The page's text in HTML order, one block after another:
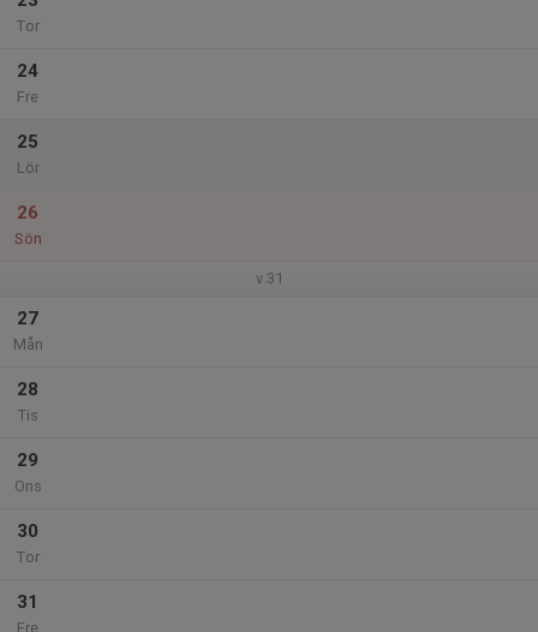
Tor
24
Fre
25
Lör
26
Sön
v.31
27
Mån
28
Tis
29
Ons
30
Tor
31
Fre